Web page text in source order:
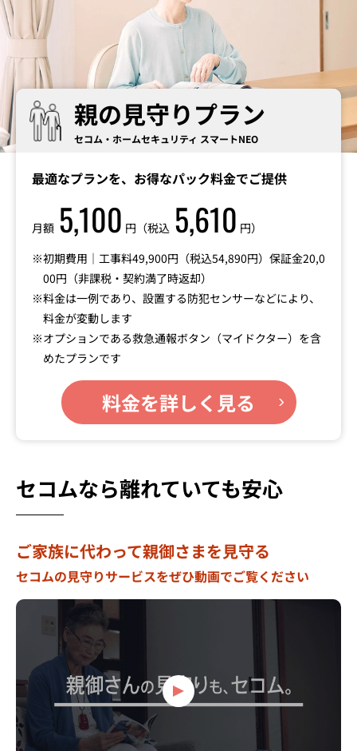
親の見守りプラン
セコム・ホームセキュリティ スマートNEO
最適なプランを、お得なパック料金でご提供
月額 5,100 円（税込 5,610 円）
初期費用｜工事料49,900円（税込54,890円）保証金20,0
00円（非課税・契約満了時返却）
料金は一例であり、設置する防犯センサーなどにより、
料金が変動します
オプションである救急通報ボタン（マイドクター）を含
めたプランです
料金を詳しく見る
セコムなら離れていても安心
ご家族に代わって親御さまを見守る
セコムの見守りサービスをぜひ動画でご覧ください